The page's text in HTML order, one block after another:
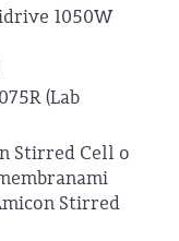
1050W
(Lab
Stirred Cell o
Stirred